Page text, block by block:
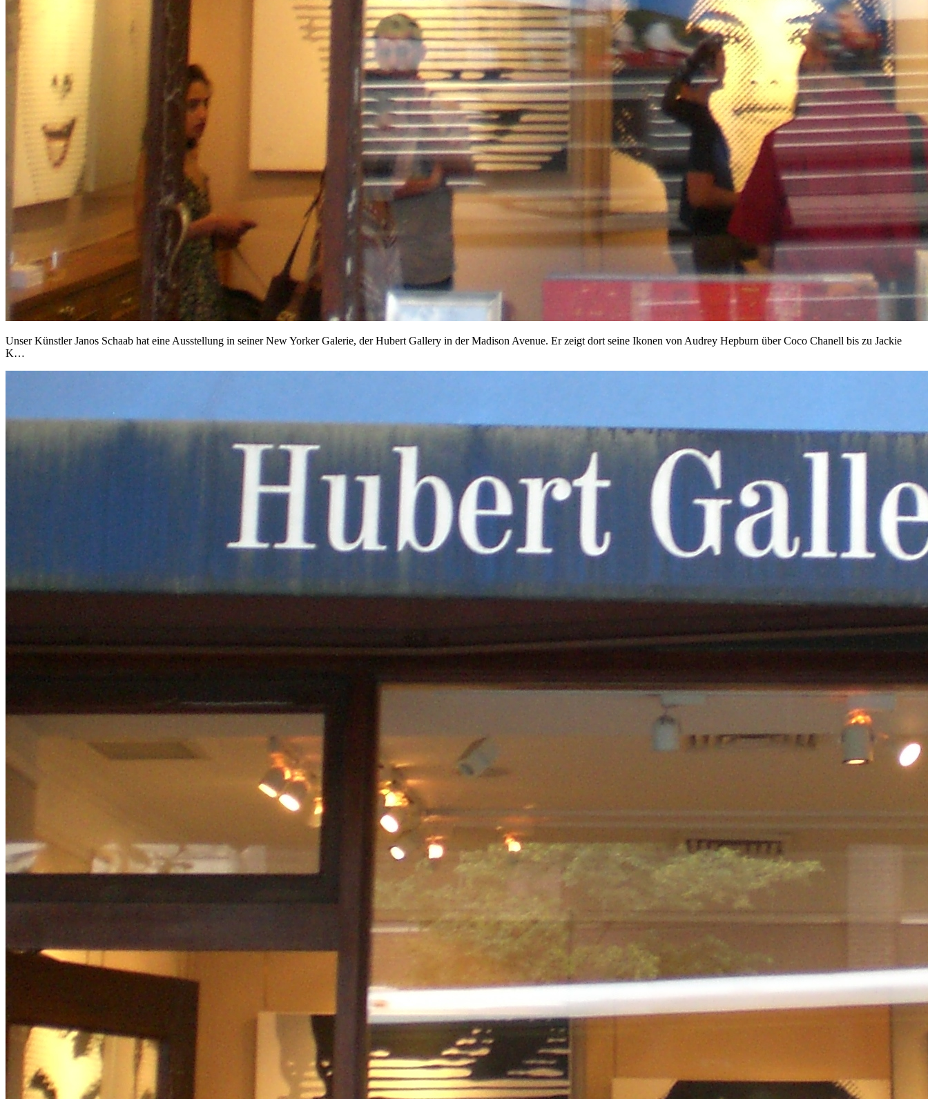
Unser Künstler Janos Schaab hat eine Ausstellung in seiner New Yorker Galerie, der Hubert Gallery in der Madison Avenue. Er zeigt dort seine Ikonen von Audrey Hepburn über Coco Chanell bis zu Jackie
K…